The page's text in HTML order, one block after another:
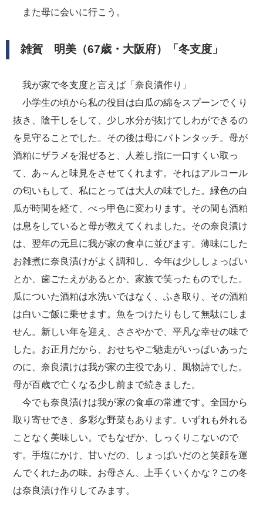
また母に会いに行こう。
雑賀 明美（67歳・大阪府）「冬支度」
我が家で冬支度と言えば「奈良漬作り」
小学生の頃から私の役目は白瓜の綿をスプーンでくり
抜き、陰干しをして、少し水分が抜けてしわができるの
を見守ることでした。その後は母にバトンタッチ。母が
酒粕にザラメを混ぜると、人差し指に一口すくい取っ
て、あ～んと味見をさせてくれます。それはアルコール
の匂いもして、私にとっては大人の味でした。緑色の白
瓜が時間を経て、べっ甲色に変わります。その間も酒粕
は息をしていると母が教えてくれました。その奈良漬け
は、翌年の元旦に我が家の食卓に並びます。薄味にした
お雑煮に奈良漬けがよく調和し、今年は少ししょっぱい
とか、歯ごたえがあるとか、家族で笑ったものでした。
瓜についた酒粕は水洗いではなく、ふき取り、その酒粕
は白いご飯に乗せます。魚をつけたりもして無駄にしま
せん。新しい年を迎え、ささやかで、平凡な幸せの味で
した。お正月だから、おせちやご馳走がいっぱいあった
のに、奈良漬けは我が家の主役であり、風物詩でした。
母が百歳で亡くなる少し前まで続きました。
今でも奈良漬けは我が家の食卓の常連です。全国から
取り寄せでき、多彩な野菜もあります。いずれも外れる
ことなく美味しい。でもなぜか、しっくりこないので
す。手塩にかけ、甘いだの、しょっぱいだのと笑顔を運
んでくれたあの味。お母さん、上手くいくかな？この冬
は奈良漬け作りしてみます。